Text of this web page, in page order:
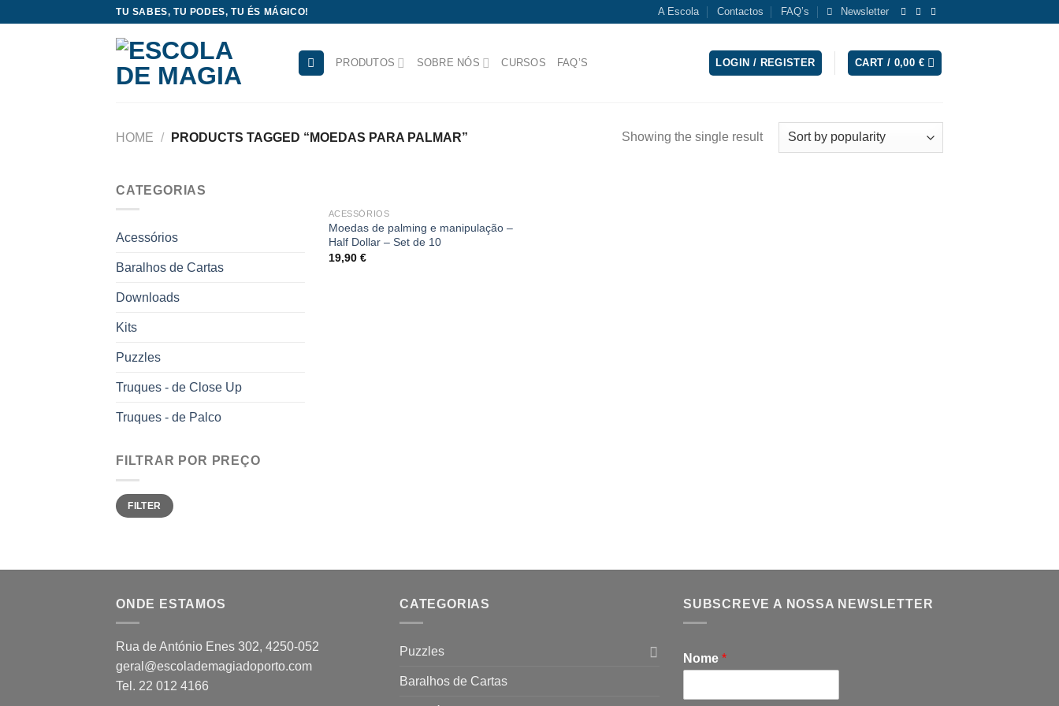
TU SABES, TU PODES, TU ÉS MÁGICO! A Escola Contactos FAQ’s Newsletter
PRODUTOS SOBRE NÓS CURSOS FAQ’S LOGIN / REGISTER CART / 0,00 €
HOME / PRODUCTS TAGGED “MOEDAS PARA PALMAR” Showing the single result
CATEGORIAS
Acessórios
Baralhos de Cartas
Downloads
Kits
Puzzles
Truques - de Close Up
Truques - de Palco
FILTRAR POR PREÇO
Min
price
Max
priceFILTER
Add
ACESSÓRIOS
Moedas de palming e manipulação –
Half Dollar – Set de 10
19,90 €
ONDE ESTAMOS
Rua de António Enes 302, 4250-052
geral@escolademagiadoporto.com
Tel. 22 012 4166
CATEGORIAS
Puzzles
Baralhos de Cartas
SUBSCREVE A NOSSA NEWSLETTER
Nome *